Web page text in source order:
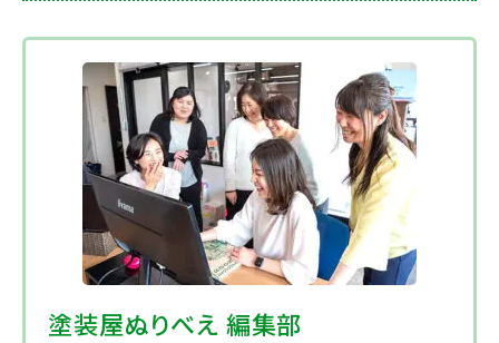
塗装屋ぬりべえ 編集部